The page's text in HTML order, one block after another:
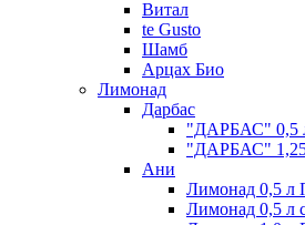
Витал
te Gusto
Шамб
Арцах Био
Лимонад
Дарбас
"ДАРБАС" 0,5
"ДАРБАС"
Ани
Лимонад 0,5 л
Лимонад 0,5 л